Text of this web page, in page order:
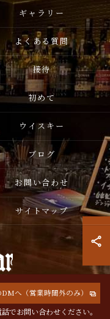
へ（営業時間外のみ）
でお問い合わせください。
ギャラリー
よくある質問
接待
初めて
ウイスキー
ブログ
お問い合わせ
サイトマップ
ALL RIGHTS RESERVED.